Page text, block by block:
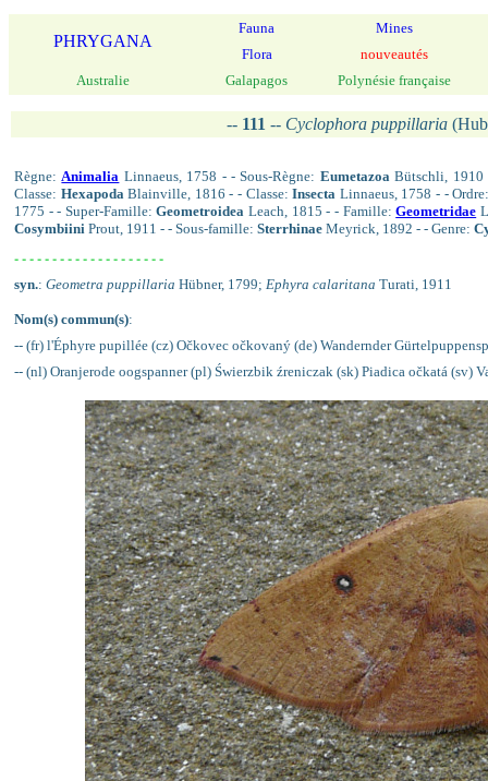
PHRYGANA
Fauna
Mines
Flora
nouveautés
Australie
Galapagos Polynésie française
-- 111 -- Cyclophora puppillaria
Règne:Animalia Linnaeus, 1758 - - Sous-Règne: EumetazoaBütschli, 1910
Classe: HexapodaBlainville, 1816 - - Classe:Insecta Linnaeus, 1758 - -
1775 - - Super-Famille:Geometroidea Leach, 1815 - - Famille:Geometridae
Cosymbiini Prout, 1911 - - Sous-famille: Sterrhinae Meyrick, 1892 - - Genre:
- - - - - - - - - - - - - - - - - - - -
syn.: Geometra puppillaria Hübner, 1799; Ephyra calaritana Turati, 1911
Nom(s) commun(s):
-- (fr) l'Éphyre pupillée (cz) Očkovec očkovaný (de) Wandernder
-- (nl) Oranjerode oogspanner (pl) Świerzbik źreniczak (sk) Piadica očkatá (sv)